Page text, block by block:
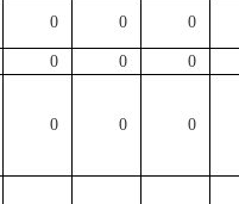
0 0 0
0 0 0
0 0 0